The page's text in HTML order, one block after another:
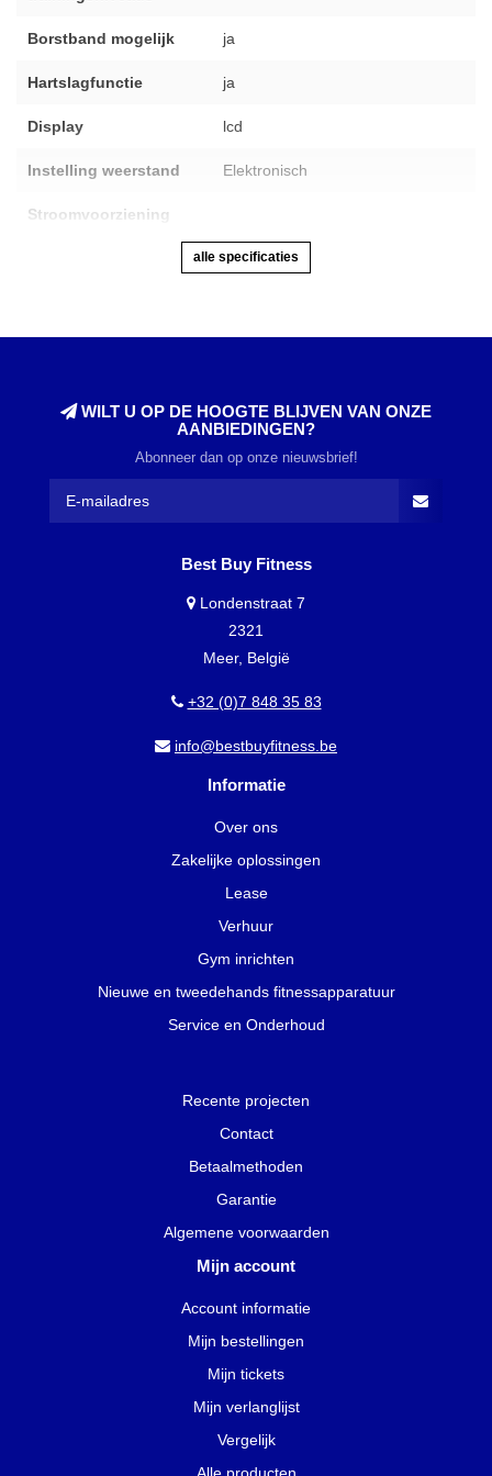
Borstband mogelijk ja
Hartslagfunctie ja
Display lcd
Instelling weerstand Elektronisch
Stroomvoorziening
alle specificaties
WILT U OP DE HOOGTE BLIJVEN VAN ONZE
AANBIEDINGEN?
Abonneer dan op onze nieuwsbrief!
Best Buy Fitness
Londenstraat 7
2321
Meer, België
+32 (0)7 848 35 83
info@bestbuyfitness.be
Informatie
Over ons
Zakelijke oplossingen
Lease
Verhuur
Gym inrichten
Nieuwe en tweedehands fitnessapparatuur
Service en Onderhoud
Recente projecten
Contact
Betaalmethoden
Garantie
Algemene voorwaarden
Mijn account
Account informatie
Mijn bestellingen
Mijn tickets
Mijn verlanglijst
Vergelijk
Alle producten